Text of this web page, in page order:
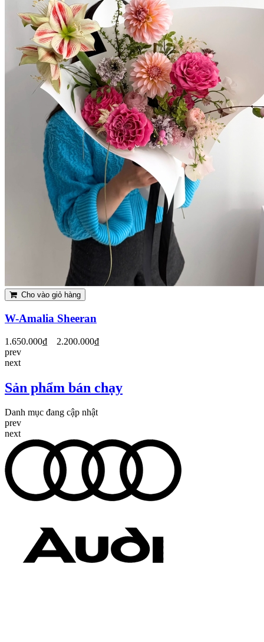
Cho vào giỏ hàng
W-Amalia Sheeran
1.650.000₫
2.200.000₫
prev
next
Sản phẩm bán chạy
Danh mục đang cập nhật
prev
next